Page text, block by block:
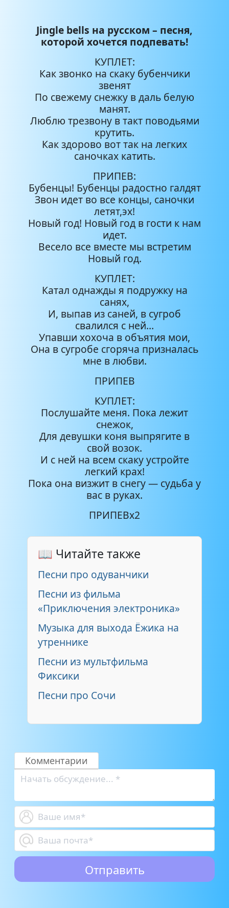
Jingle bells на русском – песня,
которой хочется подпевать!
КУПЛЕТ:
Как звонко на скаку бубенчики
звенят
По свежему снежку в даль белую
манят.
Люблю трезвону в такт поводьями
крутить.
Как здорово вот так на легких
саночках катить.
ПРИПЕВ:
Бубенцы! Бубенцы радостно галдят
Звон идет во все концы, саночки
летят,эх!
Новый год! Новый год в гости к нам
идет.
Весело все вместе мы встретим
Новый год.
КУПЛЕТ:
Катал однажды я подружку на
санях,
И, выпав из саней, в сугроб
свалился с ней…
Упавши хохоча в объятия мои,
Она в сугробе сгоряча призналась
мне в любви.
ПРИПЕВ
КУПЛЕТ:
Послушайте меня. Пока лежит
снежок,
Для девушки коня выпрягите в
свой возок.
И с ней на всем скаку устройте
легкий крах!
Пока она визжит в снегу — судьба у
вас в руках.
ПРИПЕВx2
📖 Читайте также
Песни про одуванчики
Песни из фильма
«Приключения электроника»
Музыка для выхода Ёжика на
утреннике
Песни из мультфильма
Фиксики
Песни про Сочи
Комментарии